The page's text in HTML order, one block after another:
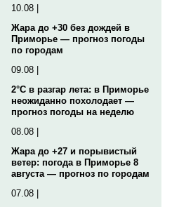
10.08 |
Жара до +30 без дождей в
Приморье — прогноз погоды
по городам
09.08 |
2°C в разгар лета: в Приморье
неожиданно похолодает —
прогноз погоды на неделю
08.08 |
Жара до +27 и порывистый
ветер: погода в Приморье 8
августа — прогноз по городам
07.08 |